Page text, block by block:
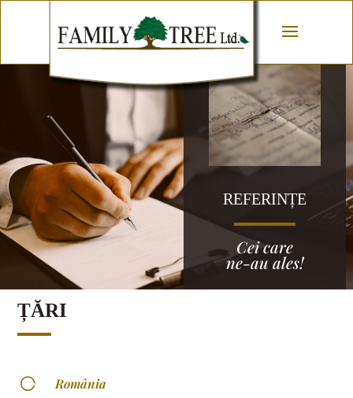
REFERINȚE
Cei care
ne-au ales!
ȚĂRI
[ România